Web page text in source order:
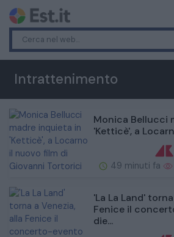
Intrattenimento
Monica Bellucci
'Ketticè', a
49 minuti fa
'La La Land'
Fenice il
die...